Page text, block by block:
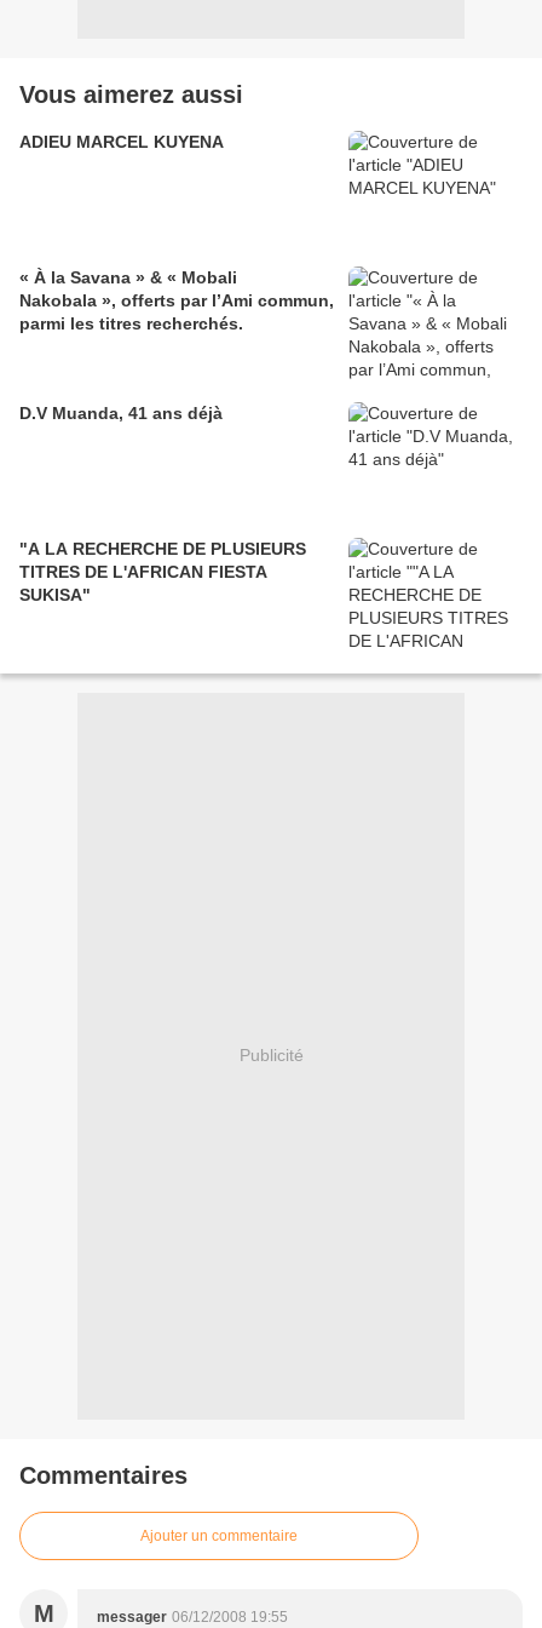
Vous aimerez aussi
ADIEU MARCEL KUYENA
« À la Savana » & « Mobali
Nakobala », offerts par l’Ami commun,
parmi les titres recherchés.
D.V Muanda, 41 ans déjà
"A LA RECHERCHE DE PLUSIEURS
TITRES DE L'AFRICAN FIESTA
SUKISA"
Publicité
Commentaires
Ajouter un commentaire
M messager 06/12/2008 19:55